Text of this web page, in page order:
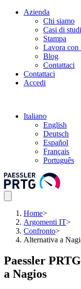
Azienda
Chi siamo
Casi di
Stampa
Lavora con
Blog
Contattaci
Contattaci
Accedi
Italiano
English
Deutsch
Español
Français
Português
Home>
Argomenti IT>
Confronto>
Alternativa a
Paessler
a Nagios